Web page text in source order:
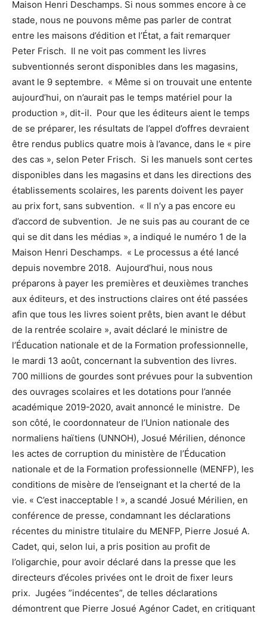
Maison Henri Deschamps. Si nous sommes encore à ce
stade, nous ne pouvons même pas parler de contrat
entre les maisons d’édition et l’État, a fait remarquer
Peter Frisch. Il ne voit pas comment les livres
subventionnés seront disponibles dans les magasins,
avant le 9 septembre. « Même si on trouvait une entente
aujourd’hui, on n’aurait pas le temps matériel pour la
production », dit-il. Pour que les éditeurs aient le temps
de se préparer, les résultats de l’appel d’offres devraient
être rendus publics quatre mois à l’avance, dans le « pire
des cas », selon Peter Frisch. Si les manuels sont certes
disponibles dans les magasins et dans les directions des
établissements scolaires, les parents doivent les payer
au prix fort, sans subvention. « Il n’y a pas encore eu
d’accord de subvention. Je ne suis pas au courant de ce
qui se dit dans les médias », a indiqué le numéro 1 de la
Maison Henri Deschamps. « Le processus a été lancé
depuis novembre 2018. Aujourd’hui, nous nous
préparons à payer les premières et deuxièmes tranches
aux éditeurs, et des instructions claires ont été passées
afin que tous les livres soient prêts, bien avant le début
de la rentrée scolaire », avait déclaré le ministre de
l’Éducation nationale et de la Formation professionnelle,
le mardi 13 août, concernant la subvention des livres.
700 millions de gourdes sont prévues pour la subvention
des ouvrages scolaires et les dotations pour l’année
académique 2019-2020, avait annoncé le ministre. De
son côté, le coordonnateur de l’Union nationale des
normaliens haïtiens (UNNOH), Josué Mérilien, dénonce
les actes de corruption du ministère de l’Éducation
nationale et de la Formation professionnelle (MENFP), les
conditions de misère de l’enseignant et la cherté de la
vie. « C’est inacceptable ! », a scandé Josué Mérilien, en
conférence de presse, condamnant les déclarations
récentes du ministre titulaire du MENFP, Pierre Josué A.
Cadet, qui, selon lui, a pris position au profit de
l’oligarchie, pour avoir déclaré dans la presse que les
directeurs d’écoles privées ont le droit de fixer leurs
prix. Jugées ”indécentes”, de telles déclarations
démontrent que Pierre Josué Agénor Cadet, en critiquant